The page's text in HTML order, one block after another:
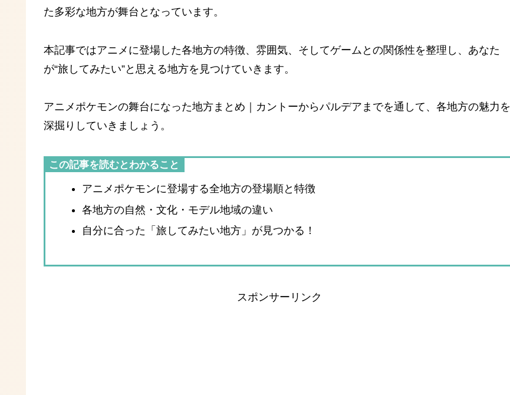
た多彩な地方が舞台となっています。
本記事ではアニメに登場した各地方の特徴、雰囲気、そしてゲームとの関係性を整理し、あなた
が“旅してみたい”と思える地方を見つけていきます。
アニメポケモンの舞台になった地方まとめ｜カントーからパルデアまでを通して、各地方の魅力を
深掘りしていきましょう。
この記事を読むとわかること
アニメポケモンに登場する全地方の登場順と特徴
各地方の自然・文化・モデル地域の違い
自分に合った「旅してみたい地方」が見つかる！
スポンサーリンク